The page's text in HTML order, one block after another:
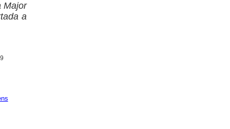
Major
a